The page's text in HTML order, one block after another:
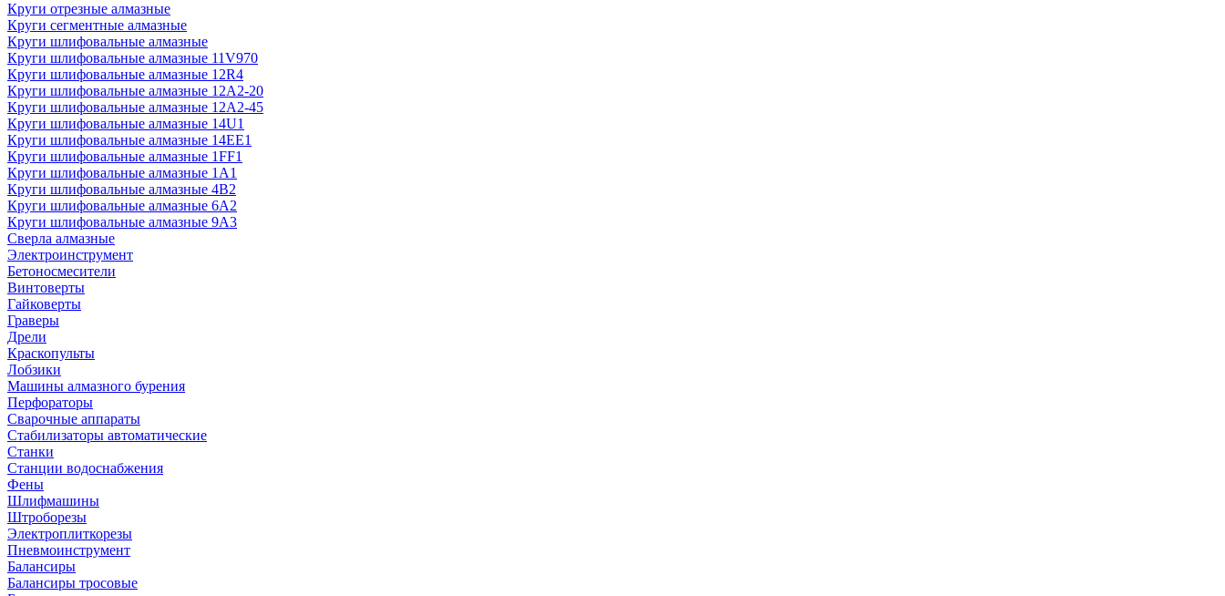
Круги отрезные алмазные
Круги сегментные алмазные
Круги шлифовальные алмазные
Круги шлифовальные алмазные 11V970
Круги шлифовальные алмазные 12R4
Круги шлифовальные алмазные 12А2-20
Круги шлифовальные алмазные 12А2-45
Круги шлифовальные алмазные 14U1
Круги шлифовальные алмазные 14ЕЕ1
Круги шлифовальные алмазные 1FF1
Круги шлифовальные алмазные 1А1
Круги шлифовальные алмазные 4В2
Круги шлифовальные алмазные 6A2
Круги шлифовальные алмазные 9А3
Сверла алмазные
Электроинструмент
Бетоносмесители
Винтоверты
Гайковерты
Граверы
Дрели
Краскопульты
Лобзики
Машины алмазного бурения
Перфораторы
Сварочные аппараты
Стабилизаторы автоматические
Станки
Станции водоснабжения
Фены
Шлифмашины
Штроборезы
Электроплиткорезы
Пневмоинструмент
Балансиры
Балансиры тросовые